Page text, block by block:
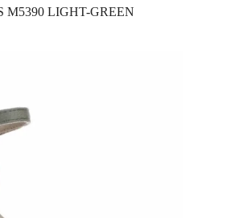
M5390 LIGHT-GREEN